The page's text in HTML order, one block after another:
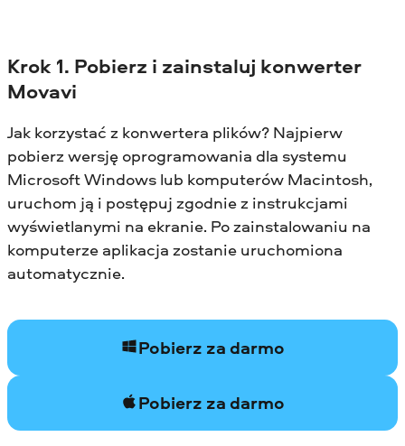
Krok 1. Pobierz i zainstaluj konwerter
Movavi
Jak korzystać z konwertera plików? Najpierw
pobierz wersję oprogramowania dla systemu
Microsoft Windows lub komputerów Macintosh,
uruchom ją i postępuj zgodnie z instrukcjami
wyświetlanymi na ekranie. Po zainstalowaniu na
komputerze aplikacja zostanie uruchomiona
automatycznie.
Pobierz za darmo
Pobierz za darmo